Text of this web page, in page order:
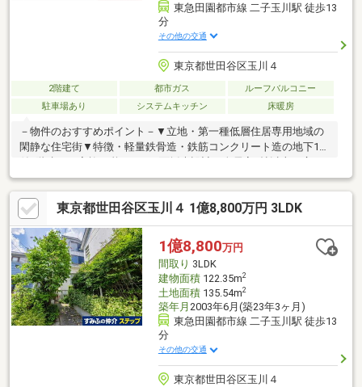
東急田園都市線 二子玉川駅 徒歩13
分
その他の交通
東京都世田谷区玉川４
2階建て 都市ガス
ルーフバルコニー
駐車場あり
システムキッチン 床暖房
－物件のおすすめポイント－▼立地・第一種低層住居専用地域の
閑静な住宅街▼特徴・軽量鉄骨造・鉄筋コンクリート造の地下1階
さ・キッチン・洗面室は2WAY仕様、家事動線良好・全居室フロー
リング・WIC・パントリー等の収納有▼設備・床暖房(各居室・リ
ビング)・ホームエレベーター▼周辺環境・マルエツ二子玉川店
徒歩3分(約220m)※第二種風致地区により建蔽率は40％以下の制限
を受けます。■ ご希望の住まい探しをお手伝いします
━━━━━・・・物件の詳細・ご相談はお気軽にお問い合わせく
ださい。
東京都世田谷区玉川４ 1億8,800万円 3LDK
1億8,800万円
間取り 3LDK
建物面積122.35m2
土地面積135.54m2
築年月 2003年6月(築23年3ヶ月)
東急田園都市線 二子玉川駅 徒歩13
分
その他の交通
東京都世田谷区玉川４